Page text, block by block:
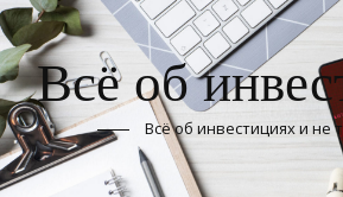
Всё об
Всё об инвестициях и не